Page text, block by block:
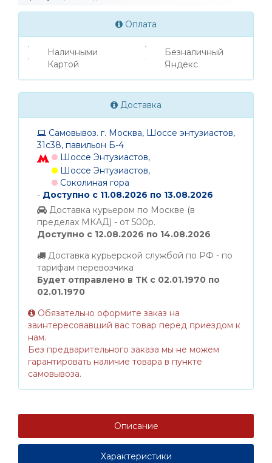
Оплата
Наличными
Картой
Безналичный
Яндекс
Доставка
Самовывоз. г. Москва, Шоссе энтузиастов,
31с38, павильон Б-4
Шоссе Энтузиастов,
Шоссе Энтузиастов,
Соколиная гора
- Доступно с 11.08.2026 по 13.08.2026
Доставка курьером по Москве (в
пределах МКАД) - от 500р.
Доступно с 12.08.2026 по 14.08.2026
Доставка курьерской службой по РФ - по
тарифам перевозчика
Будет отправлено в ТК с 02.01.1970 по
02.01.1970
Обязательно оформите заказ на
заинтересовавший вас товар перед приездом к
нам.
Без предварительного заказа мы не можем
гарантировать наличие товара в пункте
самовывоза.
Описание
Характеристики